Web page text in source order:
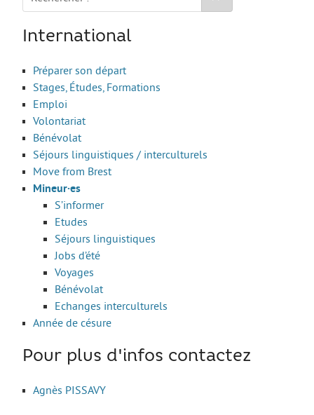
Les stages
L’alternance
Bafa et animation
La formation continue
Métiers en uniforme
Année de Césure
INTERNATIONAL
Préparer son départ
Stages, Études, Formations
Emploi
Volontariat
Bénévolat
Move from Brest
International
Préparer son départ
Stages, Études, Formations
Emploi
Volontariat
Bénévolat
Séjours linguistiques / interculturels
Move from Brest
Mineur·es
S’informer
Etudes
Séjours linguistiques
Jobs d’été
Voyages
Bénévolat
Echanges interculturels
Année de césure
Pour plus d'infos contactez
Agnès PISSAVY